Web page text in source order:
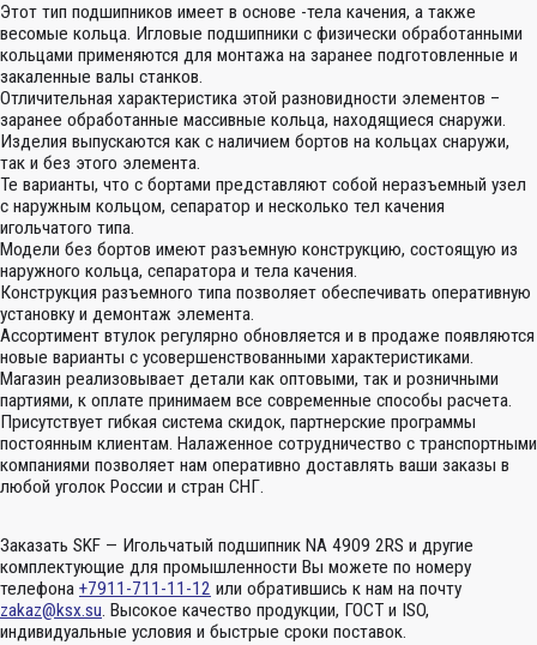
Этот тип подшипников имеет в основе -тела качения, а также
весомые кольца. Игловые подшипники с физически обработанными
кольцами применяются для монтажа на заранее подготовленные и
закаленные валы станков.
Отличительная характеристика этой разновидности элементов –
заранее обработанные массивные кольца, находящиеся снаружи.
Изделия выпускаются как с наличием бортов на кольцах снаружи,
так и без этого элемента.
Те варианты, что с бортами представляют собой неразъемный узел
с наружным кольцом, сепаратор и несколько тел качения
игольчатого типа.
Модели без бортов имеют разъемную конструкцию, состоящую из
наружного кольца, сепаратора и тела качения.
Конструкция разъемного типа позволяет обеспечивать оперативную
установку и демонтаж элемента.
Ассортимент втулок регулярно обновляется и в продаже появляются
новые варианты с усовершенствованными характеристиками.
Магазин реализовывает детали как оптовыми, так и розничными
партиями, к оплате принимаем все современные способы расчета.
Присутствует гибкая система скидок, партнерские программы
постоянным клиентам. Налаженное сотрудничество с транспортными
компаниями позволяет нам оперативно доставлять ваши заказы в
любой уголок России и стран СНГ.
Заказать SKF — Игольчатый подшипник NA 4909 2RS и другие
комплектующие для промышленности Вы можете по номеру
телефона +7911-711-11-12 или обратившись к нам на почту
zakaz@ksx.su. Высокое качество продукции, ГОСТ и ISO,
индивидуальные условия и быстрые сроки поставок.